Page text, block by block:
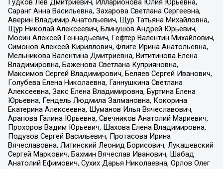
Гудков Лев Дмитриевич, Илларионова Юлия Юрьевна,
Саранг Анна Васильевна, Захарова Светлана Сергеевна,
Аверин Владимир Анатольевич, Щур Татьяна Михайловна,
Щур Николай Алексеевич, Блинушов Андрей Юрьевич,
Мосин Алексей Геннадьевич, Гефтер Валентин Михайлович,
Симонов Алексей Кириллович, Флиге Ирина Анатольевна,
Мельникова Валентина Дмитриевна, Вититинова Елена
Владимировна, Баженова Светлана Куприяновна,
Максимов Сергей Владимирович, Беляев Сергей Иванович,
Голубева Елена Николаевна, Ганнушкина Светлана
Алексеевна, Закс Елена Владимировна, Буртина Елена
Юрьевна, Гендель Людмила Залмановна, Кокорина
Екатерина Алексеевна, Шуманов Илья Вячеславович,
Арапова Галина Юрьевна, Свечников Анатолий Мариевич,
Прохоров Вадим Юрьевич, Шахова Елена Владимировна,
Подузов Сергей Васильевич, Протасова Ирина
Вячеславовна, Литинский Леонид Борисович, Лукашевский
Сергей Маркович, Бахмин Вячеслав Иванович, Шабад
Анатолий Ефимович, Сухих Дарья Николаевна, Орлов Олег